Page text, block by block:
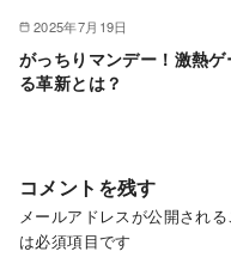
2025年7月19日
がっちりマンデー！激熱
る革新とは？
コメントを残す
メールアドレスが公開される
は必須項目です